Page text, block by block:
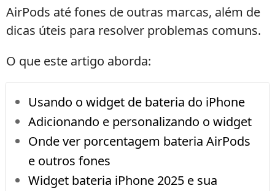
AirPods até fones de outras marcas, além de
dicas úteis para resolver problemas comuns.
O que este artigo aborda:
Usando o widget de bateria do iPhone
Adicionando e personalizando o widget
Onde ver porcentagem bateria AirPods
e outros fones
Widget bateria iPhone 2025 e sua